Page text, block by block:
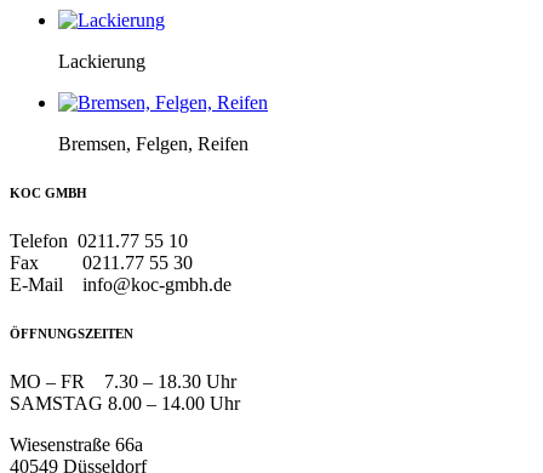
Lackierung
Bremsen, Felgen, Reifen
KOC GMBH
Telefon 0211.77 55 10
Fax 0211.77 55 30
E-Mail info@koc-gmbh.de
ÖFFNUNGSZEITEN
MO – FR 7.30 – 18.30 Uhr
SAMSTAG 8.00 – 14.00 Uhr
Wiesenstraße 66a
40549 Düsseldorf